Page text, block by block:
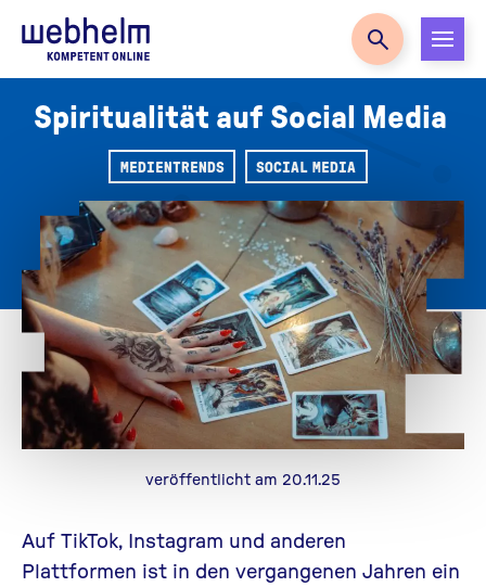
Zur Startseite
Spiritualität auf Social Media
MEDIENTRENDS SOCIAL MEDIA
veröffentlicht am 20.11.25
Auf TikTok, Instagram und anderen
Plattformen ist in den vergangenen Jahren ein